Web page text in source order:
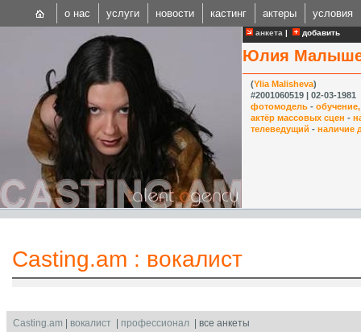
анкета | добавить
Юлия
(Ylia Malisheva)
#2001060519 | 02-03-1981
фотомодель -
актёр массовых сцен -
телеведущий - наличие
Casting.am : вокалист
Casting.am вокалист профессионал | все анкеты
о нас услуги новости кастинг актеры условия